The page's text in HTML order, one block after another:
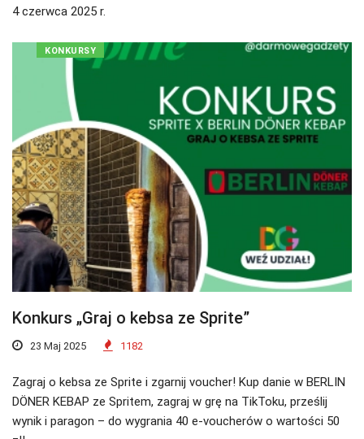
4 czerwca 2025 r.
KONKURSY
Konkurs „Graj o kebsa ze Sprite”
23 Maj 2025 1182
Zagraj o kebsa ze Sprite i zgarnij voucher! Kup danie w BERLIN
DÖNER KEBAP ze Spritem, zagraj w grę na TikToku, prześlij
wynik i paragon – do wygrania 40 e-voucherów o wartości 50